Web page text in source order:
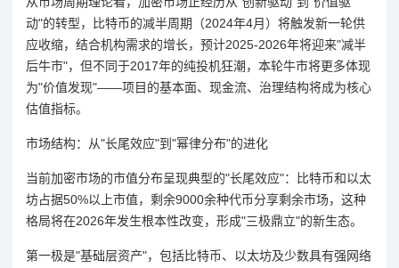
动"的转型，比特币的减半周期（2024年4月）将触发新一轮供
应收缩，结合机构需求的增长，预计2025-2026年将迎来"减半
后牛市"，但不同于2017年的纯投机狂潮，本轮牛市将更多体现
为"价值发现"——项目的基本面、现金流、治理结构将成为核心
估值指标。
市场结构：从"长尾效应"到"幂律分布"的进化
当前加密市场的市值分布呈现典型的"长尾效应"：比特币和以太
坊占据50%以上市值，剩余9000余种代币分享剩余市场，这种
格局将在2026年发生根本性改变，形成"三极鼎立"的新生态。
第一极是"基础层资产"，包括比特币、以太坊及少数具有强网络